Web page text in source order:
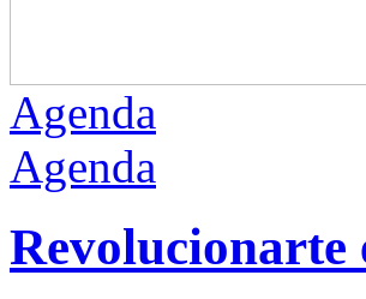
Agenda
Agenda
Revolucionarte